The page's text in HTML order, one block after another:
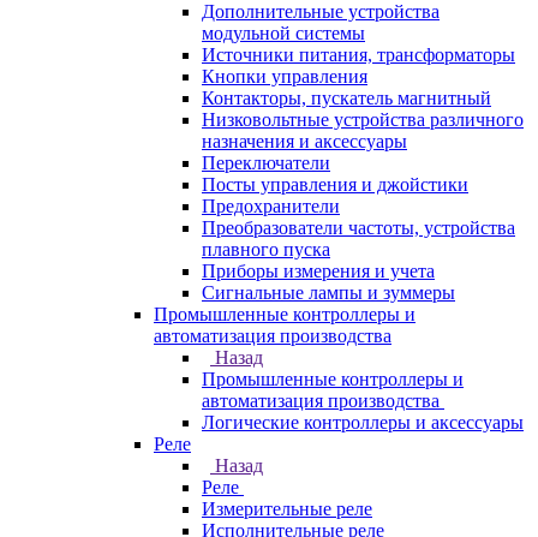
Дополнительные устройства
модульной системы
Источники питания, трансформаторы
Кнопки управления
Контакторы, пускатель магнитный
Низковольтные устройства различного
назначения и аксессуары
Переключатели
Посты управления и джойстики
Предохранители
Преобразователи частоты, устройства
плавного пуска
Приборы измерения и учета
Сигнальные лампы и зуммеры
Промышленные контроллеры и
автоматизация производства
Назад
Промышленные контроллеры и
автоматизация производства
Логические контроллеры и аксессуары
Реле
Назад
Реле
Измерительные реле
Исполнительные реле